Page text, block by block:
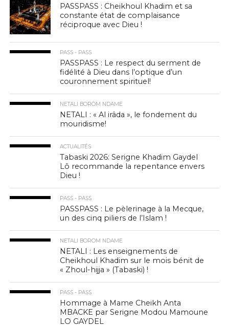
PASSPASS : Cheikhoul Khadim et sa
constante état de complaisance
réciproque avec Dieu !
PASS - PASS
PASSPASS : Le respect du serment de
fidélité à Dieu dans l’optique d’un
couronnement spirituel!
NETALI BOROM NDAME
NETALI : « Al irâda », le fondement du
mouridisme!
ACTUALITÉS
Tabaski 2026: Serigne Khadim Gaydel
Lô recommande la repentance envers
Dieu !
PASS - PASS
PASSPASS : Le pèlerinage à la Mecque,
un des cinq piliers de l’Islam !
NETALI BOROM NDAME
NETALI : Les enseignements de
Cheikhoul Khadim sur le mois bénit de
« Zhoul-hijja » (Tabaski) !
PASS - PASS
Hommage à Mame Cheikh Anta
MBACKE par Serigne Modou Mamoune
LO GAYDEL